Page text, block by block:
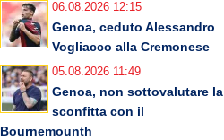
06.08.2026 12:15
Genoa, ceduto Alessandro
Vogliacco alla Cremonese
05.08.2026 11:49
Genoa, non sottovalutare la
sconfitta con il
Bournemounth